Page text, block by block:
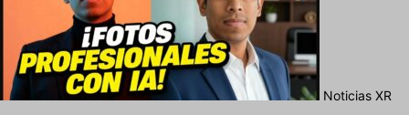
Noticias XR